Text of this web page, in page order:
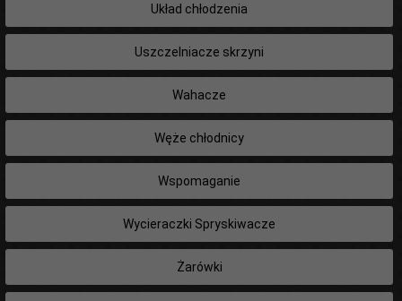
Układ chłodzenia
Uszczelniacze skrzyni
Wahacze
Węże chłodnicy
Wspomaganie
Wycieraczki Spryskiwacze
Żarówki